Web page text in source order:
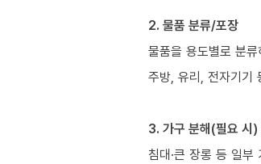
2. 물품 분류/포장
물품을 용도별로 분
주방, 유리, 전자기기
3. 가구 분해(필요 시)
침대·큰 장롱 등 일